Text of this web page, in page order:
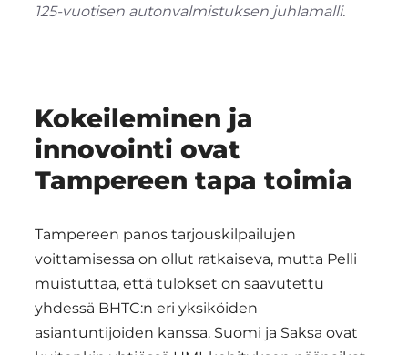
125-vuotisen autonvalmistuksen juhlamalli.
Kokeileminen ja
innovointi ovat
Tampereen tapa toimia
Tampereen panos tarjouskilpailujen
voittamisessa on ollut ratkaiseva, mutta Pelli
muistuttaa, että tulokset on saavutettu
yhdessä BHTC:n eri yksiköiden
asiantuntijoiden kanssa. Suomi ja Saksa ovat